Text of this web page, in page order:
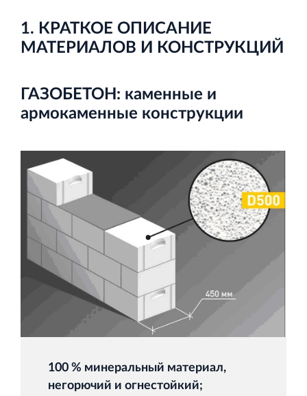
Строительная система ROSSTRO‐VELOX
Несъёмная опалубка из щепоцементных плит
ЛЕННИИПРОЕКТ
Проектный институт по жилищно‐гражданскому
строительству
Торговый комплекс НОРД в Кингисеппе
Современный торговый комплекс в центре города
1. КРАТКОЕ ОПИСАНИЕ
МАТЕРИАЛОВ И КОНСТРУКЦИЙ
ГАЗОБЕТОН: каменные и
армокаменные конструкции
100 % минеральный материал,
негорючий и огнестойкий;